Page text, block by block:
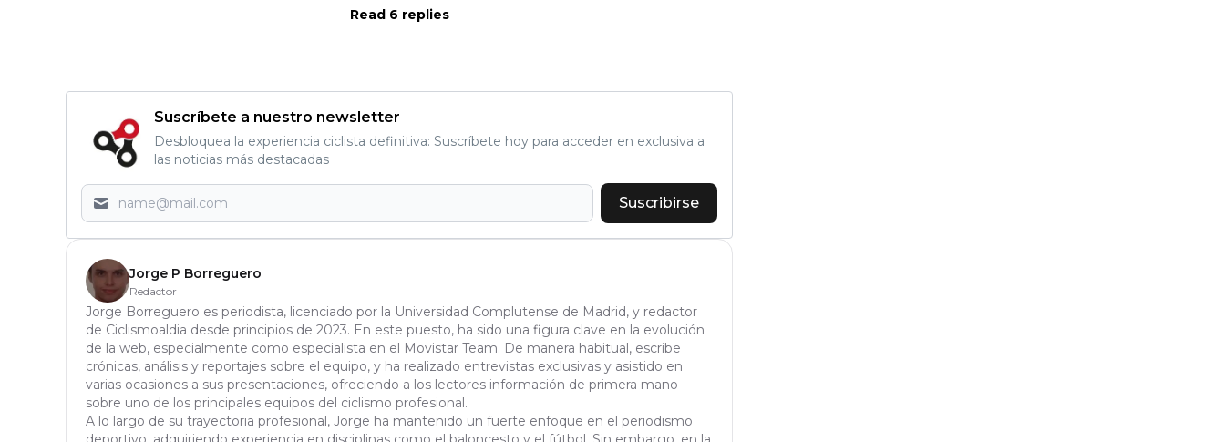
Read 6 replies
Suscríbete a nuestro newsletter
Desbloquea la experiencia ciclista definitiva: Suscríbete hoy para acceder en exclusiva a
las noticias más destacadas
Suscribirse
Jorge P Borreguero
Redactor
Jorge Borreguero es periodista, licenciado por la Universidad Complutense de Madrid, y redactor
de Ciclismoaldia desde principios de 2023. En este puesto, ha sido una figura clave en la evolución
de la web, especialmente como especialista en el Movistar Team. De manera habitual, escribe
crónicas, análisis y reportajes sobre el equipo, y ha realizado entrevistas exclusivas y asistido en
varias ocasiones a sus presentaciones, ofreciendo a los lectores información de primera mano
sobre uno de los principales equipos del ciclismo profesional.
A lo largo de su trayectoria profesional, Jorge ha mantenido un fuerte enfoque en el periodismo